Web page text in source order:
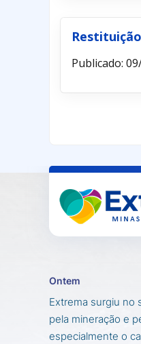
Restituição
Publicado:
Ontem
Extrema surgiu no
pela mineração e
especialmente o